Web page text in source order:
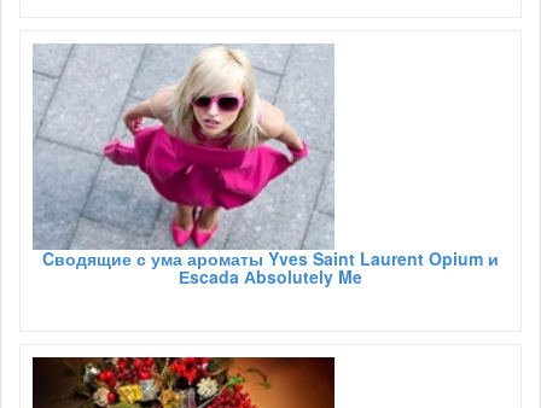
Cводящие с ума ароматы Yves Saint Laurent Opium и
Еscada Аbsolutely Me